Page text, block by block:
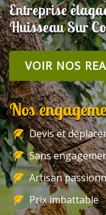
Entreprise
Huisseau Sur
VOIR NOS
Nos
Devis et
Sans
Artisan
Prix imbattable